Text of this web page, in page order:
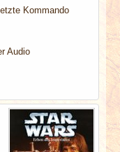
Kommando
Audio